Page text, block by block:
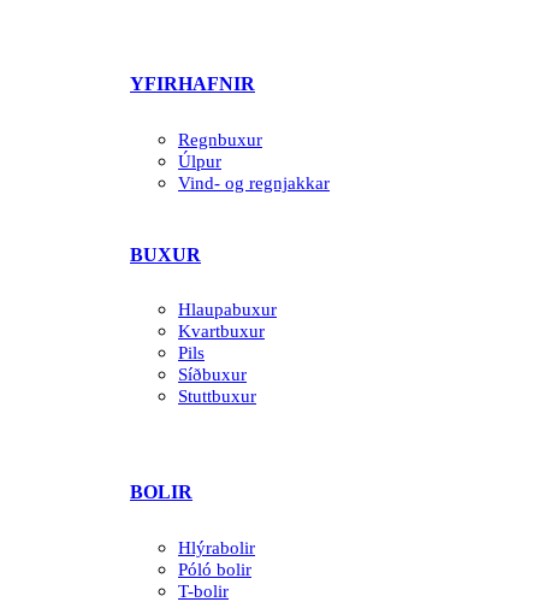
YFIRHAFNIR
Regnbuxur
Úlpur
Vind- og regnjakkar
BUXUR
Hlaupabuxur
Kvartbuxur
Pils
Síðbuxur
Stuttbuxur
BOLIR
Hlýrabolir
Póló bolir
T-bolir